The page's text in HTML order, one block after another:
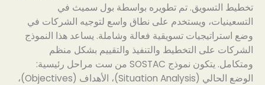
تخطيط التسويق. تم تطويره بواسطة بول سميث في
التسعينيات، ويستخدم على نطاق واسع لتوجيه الشركات في
وضع استراتيجيات تسويقية فعالة وشاملة. يساعد هذا النموذج
الشركات على التخطيط والتنفيذ والتقييم بشكل منظم
ومتكامل. يتكون نموذج SOSTAC من ست مراحل رئيسية:
الوضع الحالي (Situation Analysis)، الأهداف (Objectives)،